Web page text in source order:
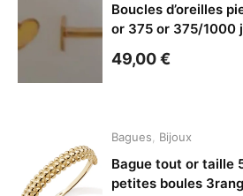
Boucles d’oreilles
or 375 or 375/1000
49,00€
Bagues Bijoux
Bague tout or taille
petites boules